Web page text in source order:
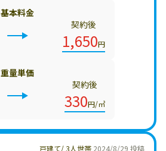
基本料金
契約後
1,650円
重量単価
契約後
330円/㎥
2024/8/29 投稿
戸建て/ 3人世帯